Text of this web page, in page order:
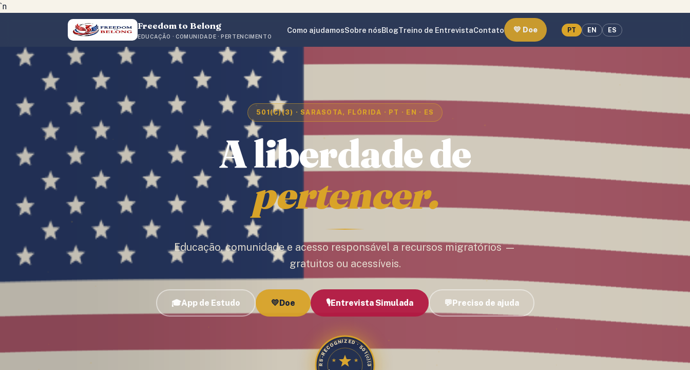
`n
Freedom to Belong
EDUCAÇÃO · COMUNIDADE · PERTENCIMENTO
Como ajudamosSobre nósBlogTreino de EntrevistaContato 💛 Doe PT EN ES
501(C)(3) · SARASOTA, FLÓRIDA · PT · EN · ES
Aliberdadede
pertencer.
Educação, comunidade e acesso responsável a recursos migratórios —
gratuitos ou acessíveis.
🎓App de Estudo 💛Doe 🎙️Entrevista Simulada 💬Preciso de ajuda
IRS-RECOGNIZED · 501(c)(3)